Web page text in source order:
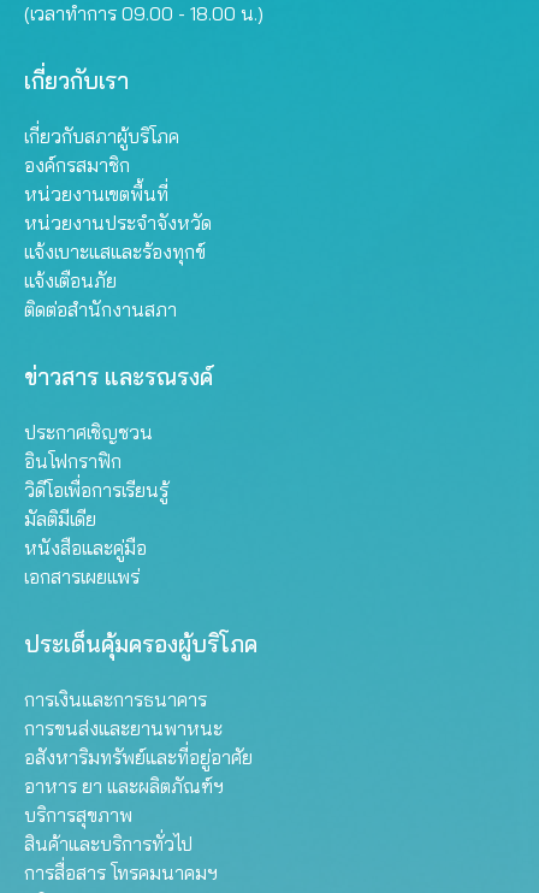
(เวลาทำการ 09.00 - 18.00 น.)
เกี่ยวกับเรา
เกี่ยวกับสภาผู้บริโภค
องค์กรสมาชิก
หน่วยงานเขตพื้นที่
หน่วยงานประจำจังหวัด
แจ้งเบาะแสและร้องทุกข์
แจ้งเตือนภัย
ติดต่อสำนักงานสภา
ข่าวสาร และรณรงค์
ประกาศเชิญชวน
อินโฟกราฟิก
วิดีโอเพื่อการเรียนรู้
มัลติมีเดีย
หนังสือและคู่มือ
เอกสารเผยแพร่
ประเด็นคุ้มครองผู้บริโภค
การเงินและการธนาคาร
การขนส่งและยานพาหนะ
อสังหาริมทรัพย์และที่อยู่อาศัย
อาหาร ยา และผลิตภัณฑ์ฯ
บริการสุขภาพ
สินค้าและบริการทั่วไป
การสื่อสาร โทรคมนาคมฯ